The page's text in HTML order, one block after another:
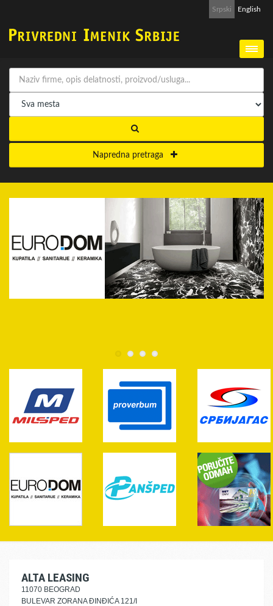
Srpski English
Napredna pretraga
ALTA LEASING
11070 BEOGRAD
BULEVAR ZORANA ĐINĐIĆA 121/I